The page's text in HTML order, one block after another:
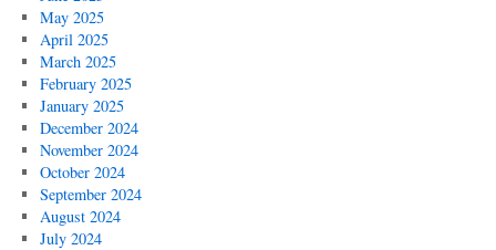
May 2025
April 2025
March 2025
February 2025
January 2025
December 2024
November 2024
October 2024
September 2024
August 2024
July 2024